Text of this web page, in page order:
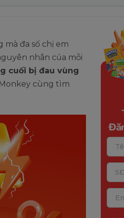
đa số chị em
nhân của mỗi
cuối bị đau vùng
cùng tìm